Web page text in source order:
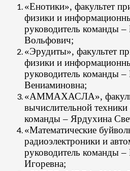
«Енотики», факультет
физики и
руководитель команды
Вольфович;
«Эрудиты», факультет
физики и
руководитель команды
Вениаминовна;
«АММАХАСЛА»,
вычислительной
команды – Ярдухина
«Математические
радиоэлектроники и
руководитель команды
Игоревна;